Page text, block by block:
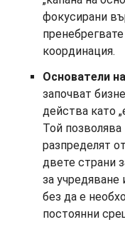
фокусирани
координация.
Основатели
започват
действа като
Той
разпределят
двете страни
за учредяване
без да е
постоянни